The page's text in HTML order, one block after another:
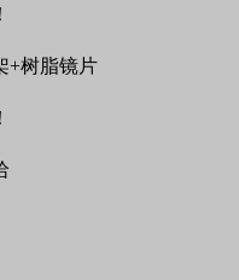
+树脂镜片